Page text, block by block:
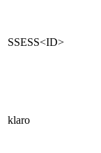
SSESS<ID>
klaro